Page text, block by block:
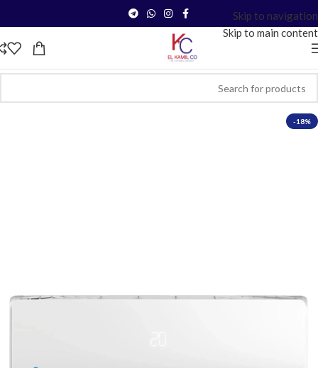
Skip to navigation
Skip to main content
-18%